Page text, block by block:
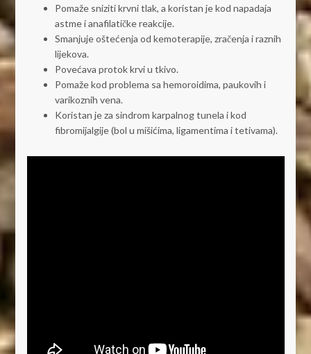
Pomaže sniziti krvni tlak, a koristan je kod napadaja
astme i anafilatičke reakcije.
Smanjuje oštećenja od kemoterapije, zračenja i raznih
lijekova.
Povećava protok krvi u tkivo.
Pomaže kod problema sa hemoroidima, paukovih i
varikoznih vena.
Koristan je za sindrom karpalnog tunela i kod
fibromijalgije (bol u mišićima, ligamentima i tetivama).